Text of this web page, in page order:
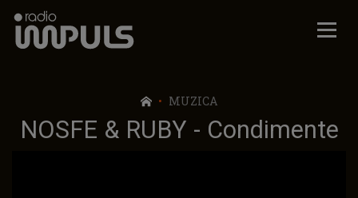
Radio Impuls
MUZICA
NOSFE & RUBY - Condimente